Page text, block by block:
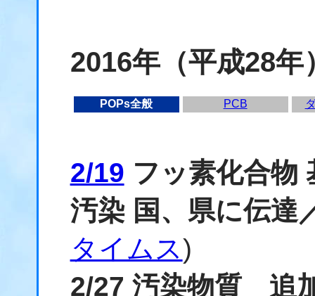
2016年（平成28年
POPs全般 PCB
2/19 フッ素化合物
汚染 国、県に伝達
タイムス)
2/27 汚染物質 追